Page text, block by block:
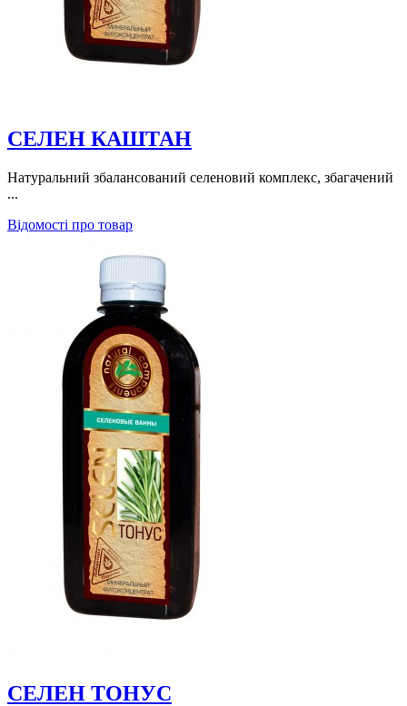
СЕЛЕН КАШТАН
Натуральний збалансований селеновий комплекс, збагачений
...
Відомості про товар
СЕЛЕН ТОНУС